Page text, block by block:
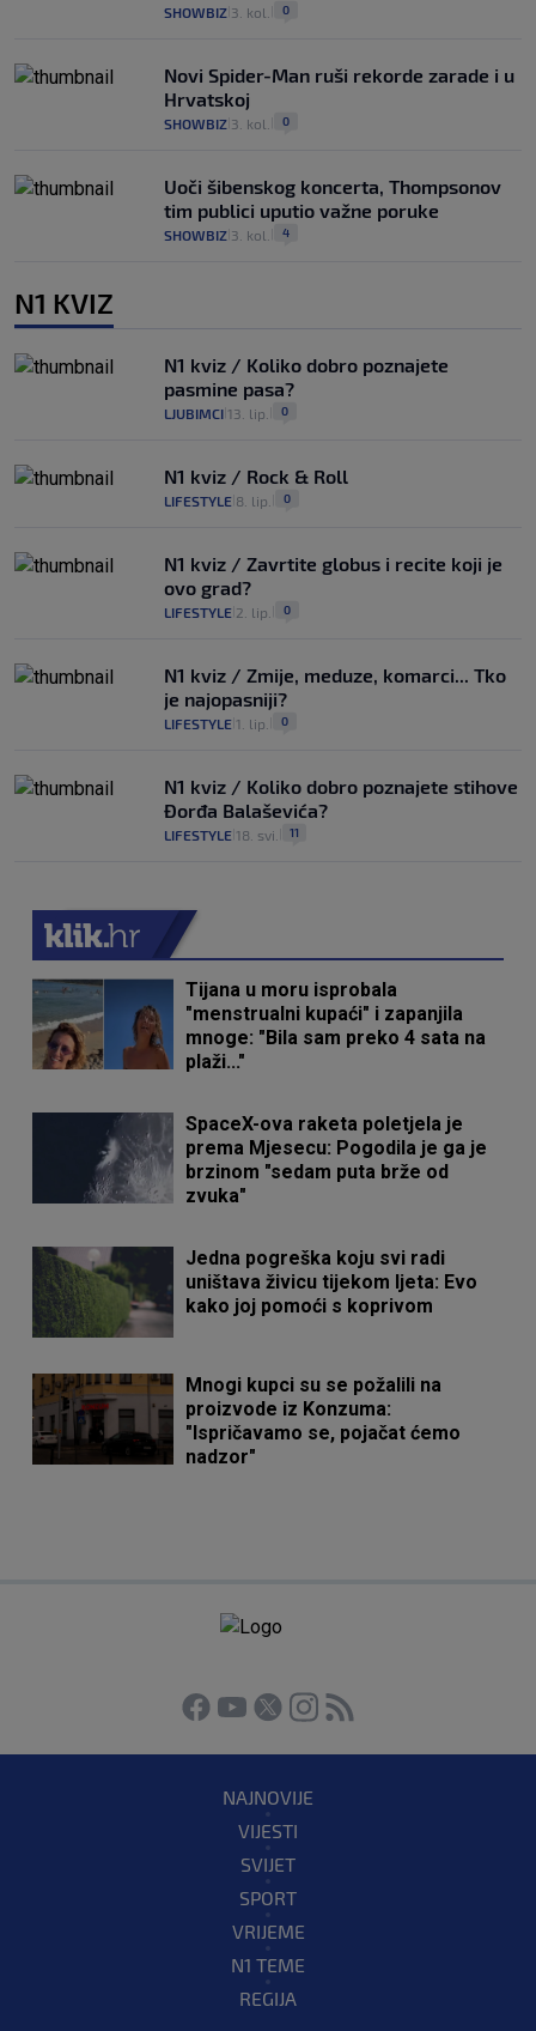
SHOWBIZ 3. kol. 0
Novi Spider-Man ruši rekorde zarade i u
Hrvatskoj
SHOWBIZ 3. kol. 0
Uoči šibenskog koncerta, Thompsonov
tim publici uputio važne poruke
SHOWBIZ 3. kol. 4
N1 KVIZ
N1 kviz / Koliko dobro poznajete
pasmine pasa?
LJUBIMCI 13. lip. 0
N1 kviz / Rock & Roll
LIFESTYLE 8. lip. 0
N1 kviz / Zavrtite globus i recite koji je
ovo grad?
LIFESTYLE 2. lip. 0
N1 kviz / Zmije, meduze, komarci... Tko
je najopasniji?
LIFESTYLE 1. lip. 0
N1 kviz / Koliko dobro poznajete stihove
Đorđa Balaševića?
LIFESTYLE 18. svi. 11
Tijana u moru isprobala
"menstrualni kupaći" i zapanjila
mnoge: "Bila sam preko 4 sata na
plaži..."
SpaceX-ova raketa poletjela je
prema Mjesecu: Pogodila je ga je
brzinom "sedam puta brže od
zvuka"
Jedna pogreška koju svi radi
uništava živicu tijekom ljeta: Evo
kako joj pomoći s koprivom
Mnogi kupci su se požalili na
proizvode iz Konzuma:
"Ispričavamo se, pojačat ćemo
nadzor"
NAJNOVIJE
VIJESTI
SVIJET
SPORT
VRIJEME
N1 TEME
REGIJA